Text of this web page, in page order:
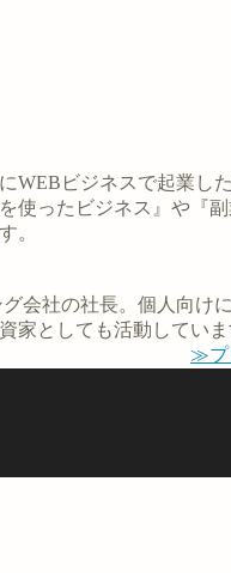
WEBビジネスで起業し
使ったビジネス』や『
。
会社の社長。個人向け
家としても活動していま
≫プ